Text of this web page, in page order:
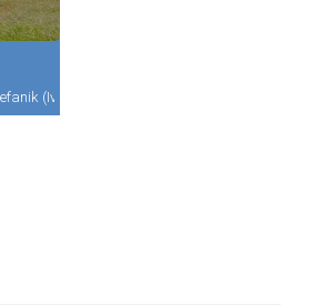
(Ivanka) (BTS / LZIB)